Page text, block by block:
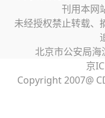
刊用本网
未经授权禁止转载、
北京市公安局
京
Copyright 2007@